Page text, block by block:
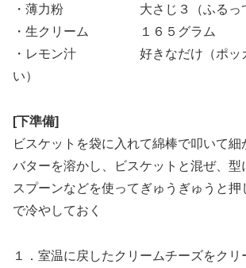
・薄力粉 大さじ３（ふるって
・生クリーム １６５グラム
・レモン汁 好きなだけ（ポッカ
い）
[下準備]
ビスケットを袋に入れて綿棒で叩いて細
バターを溶かし、ビスケットと混ぜ、型
スプーンなどを使ってぎゅうぎゅうと
で冷やしておく
１．室温に戻したクリームチーズをク